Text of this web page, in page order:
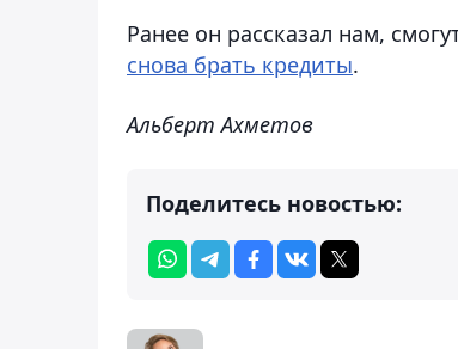
Ранее он рассказал нам,
снова брать кредиты.
Альберт Ахметов
Поделитесь новостью: